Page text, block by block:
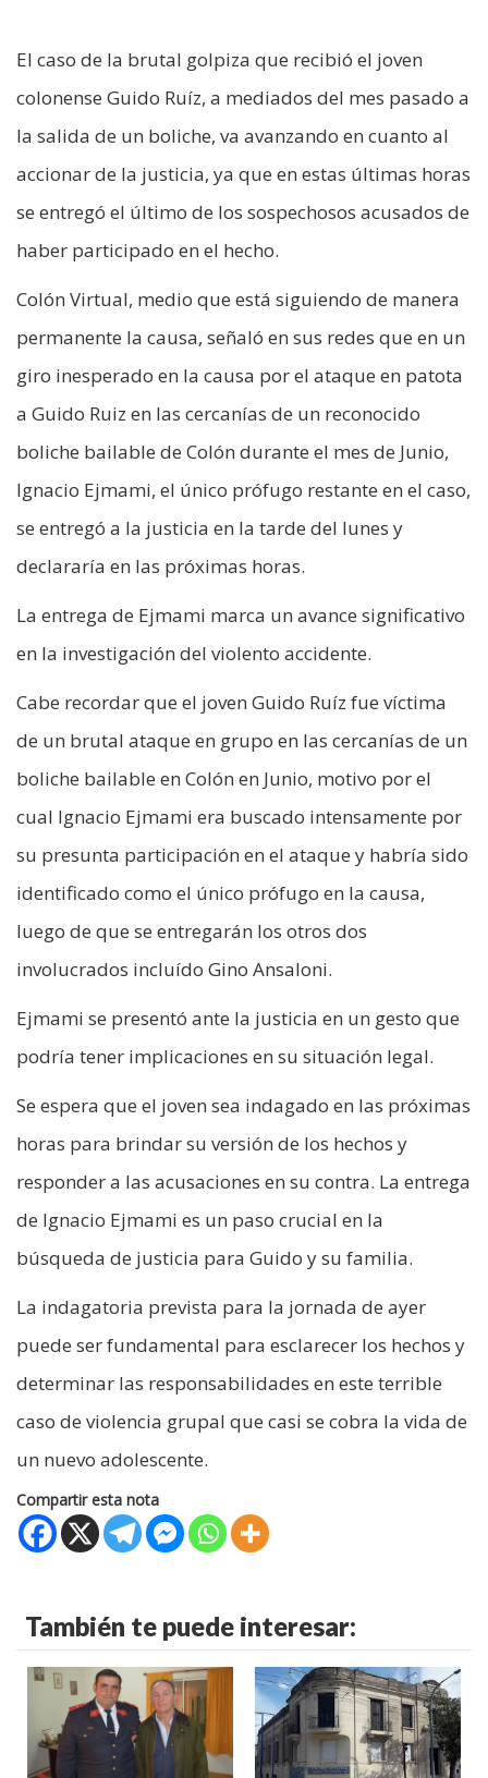
El caso de la brutal golpiza que recibió el joven
colonense Guido Ruíz, a mediados del mes pasado a
la salida de un boliche, va avanzando en cuanto al
accionar de la justicia, ya que en estas últimas horas
se entregó el último de los sospechosos acusados de
haber participado en el hecho.
Colón Virtual, medio que está siguiendo de manera
permanente la causa, señaló en sus redes que en un
giro inesperado en la causa por el ataque en patota
a Guido Ruiz en las cercanías de un reconocido
boliche bailable de Colón durante el mes de Junio,
Ignacio Ejmami, el único prófugo restante en el caso,
se entregó a la justicia en la tarde del lunes y
declararía en las próximas horas.
La entrega de Ejmami marca un avance significativo
en la investigación del violento accidente.
Cabe recordar que el joven Guido Ruíz fue víctima
de un brutal ataque en grupo en las cercanías de un
boliche bailable en Colón en Junio, motivo por el
cual Ignacio Ejmami era buscado intensamente por
su presunta participación en el ataque y habría sido
identificado como el único prófugo en la causa,
luego de que se entregarán los otros dos
involucrados incluído Gino Ansaloni.
Ejmami se presentó ante la justicia en un gesto que
podría tener implicaciones en su situación legal.
Se espera que el joven sea indagado en las próximas
horas para brindar su versión de los hechos y
responder a las acusaciones en su contra. La entrega
de Ignacio Ejmami es un paso crucial en la
búsqueda de justicia para Guido y su familia.
La indagatoria prevista para la jornada de ayer
puede ser fundamental para esclarecer los hechos y
determinar las responsabilidades en este terrible
caso de violencia grupal que casi se cobra la vida de
un nuevo adolescente.
Compartir esta nota
También te puede interesar: